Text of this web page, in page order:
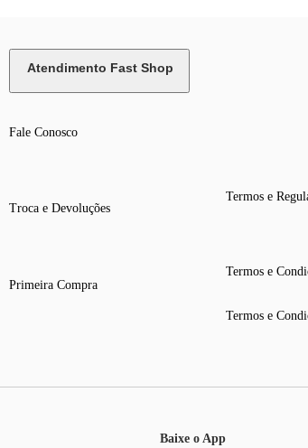
Atendimento Fast Shop
Fale Conosco
Troca e Devoluções
Primeira Compra
Termos e
Termos e
Termos e
Baixe o App